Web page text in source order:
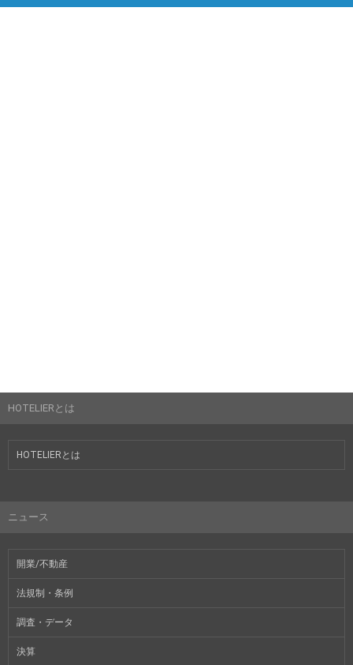
HOTELIERとは
HOTELIERとは
ニュース
開業/不動産
法規制・条例
調査・データ
決算